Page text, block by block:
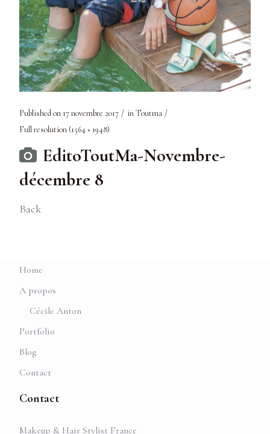
Published on 17 novembre 2017 inToutma
Full resolution (1564 × 1948)
EditoToutMa-Novembre-
décembre 8
Back
Home
A propos
Cécile Anton
Portfolio
Blog
Contact
Contact
Makeup & Hair Stylist France